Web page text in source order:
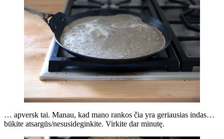
… apversk tai. Manau, kad mano rankos čia yra geriausias indas…
būkite atsargūs/nesusideginkite. Virkite dar minutę.